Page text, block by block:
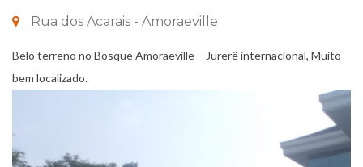
Rua dos Acarais - Amoraeville
Belo terreno no Bosque Amoraeville – Jurerê internacional, Muito
bem localizado.